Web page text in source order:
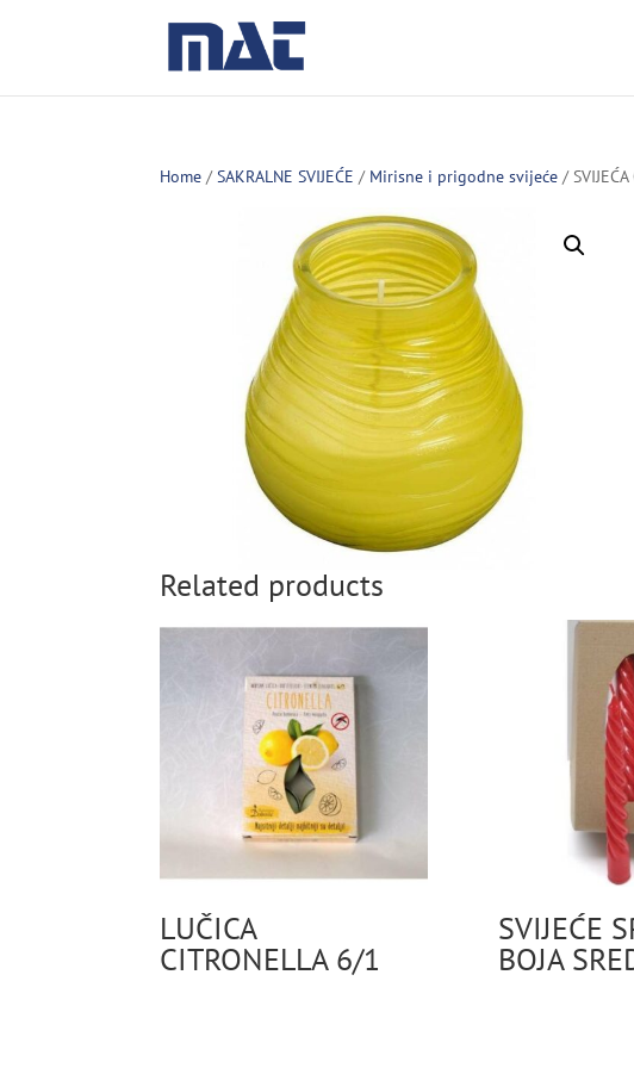
Home /SAKRALNE SVIJEĆE / Mirisne i prigodne svijeće /
Related products
LUČICA
CITRONELLA 6/1
SVIJEĆE
BOJA